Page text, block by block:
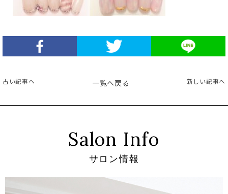
古い記事へ 一覧へ戻る 新しい記事へ
Salon Info
サロン情報